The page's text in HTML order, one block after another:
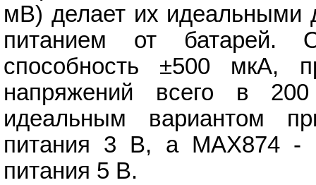
мВ) делает их идеальными
питанием от батарей.
способность ±500 мкА,
напряжений всего в
идеальным вариантом
питания 3 В, а MAX874 -
питания 5 В.